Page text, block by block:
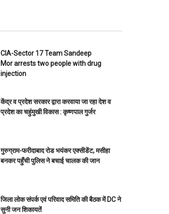
CIA-Sector 17 Team Sandeep
Mor arrests two people with drug
injection
केंद्र व प्रदेश सरकार द्वारा करवाया जा रहा देश व
प्रदेश का चहुंमुखी विकास : कृष्णपाल गुर्जर
गुरुग्राम-फरीदाबाद रोड भयंकर एक्सीडेंट, मसीहा
बनकर पहुँची पुलिस ने बचाई चालक की जान
जिला लोक संपर्क एवं परिवाद समिति की बैठक में DC ने
सुनी जन शिकायतें